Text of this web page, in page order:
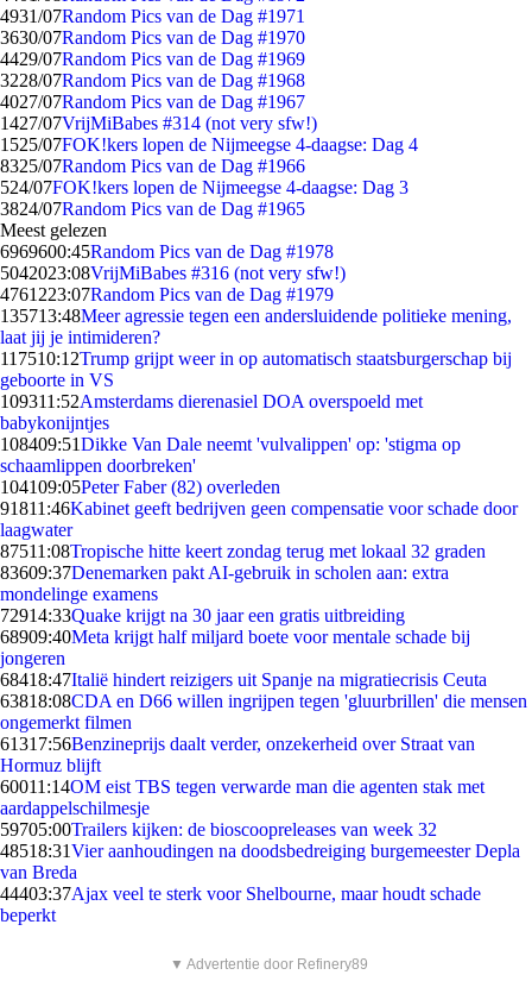
4931/07Random Pics van de Dag #1971
3630/07Random Pics van de Dag #1970
4429/07Random Pics van de Dag #1969
3228/07Random Pics van de Dag #1968
4027/07Random Pics van de Dag #1967
1427/07VrijMiBabes #314 (not very sfw!)
1525/07FOK!kers lopen de Nijmeegse 4-daagse: Dag 4
8325/07Random Pics van de Dag #1966
524/07FOK!kers lopen de Nijmeegse 4-daagse: Dag 3
3824/07Random Pics van de Dag #1965
Meest gelezen
6969600:45Random Pics van de Dag #1978
5042023:08VrijMiBabes #316 (not very sfw!)
4761223:07Random Pics van de Dag #1979
135713:48Meer agressie tegen een andersluidende politieke mening,
laat jij je intimideren?
117510:12Trump grijpt weer in op automatisch staatsburgerschap bij
geboorte in VS
109311:52Amsterdams dierenasiel DOA overspoeld met
babykonijntjes
108409:51Dikke Van Dale neemt 'vulvalippen' op: 'stigma op
schaamlippen doorbreken'
104109:05Peter Faber (82) overleden
91811:46Kabinet geeft bedrijven geen compensatie voor schade door
laagwater
87511:08Tropische hitte keert zondag terug met lokaal 32 graden
83609:37Denemarken pakt AI-gebruik in scholen aan: extra
mondelinge examens
72914:33Quake krijgt na 30 jaar een gratis uitbreiding
68909:40Meta krijgt half miljard boete voor mentale schade bij
jongeren
68418:47Italië hindert reizigers uit Spanje na migratiecrisis Ceuta
63818:08CDA en D66 willen ingrijpen tegen 'gluurbrillen' die mensen
ongemerkt filmen
61317:56Benzineprijs daalt verder, onzekerheid over Straat van
Hormuz blijft
60011:14OM eist TBS tegen verwarde man die agenten stak met
aardappelschilmesje
59705:00Trailers kijken: de bioscoopreleases van week 32
48518:31Vier aanhoudingen na doodsbedreiging burgemeester Depla
van Breda
44403:37Ajax veel te sterk voor Shelbourne, maar houdt schade
beperkt
▼ Advertentie door Refinery89